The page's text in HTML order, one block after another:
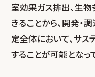
室効果ガス排出、生物
きることから、開発・
定全体において、サス
することが可能となっ